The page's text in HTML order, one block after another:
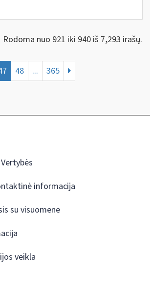
Rodoma nuo 921 iki 940 iš 7,293 irašų.
48 ... 365
informacija
su visuomene
veikla